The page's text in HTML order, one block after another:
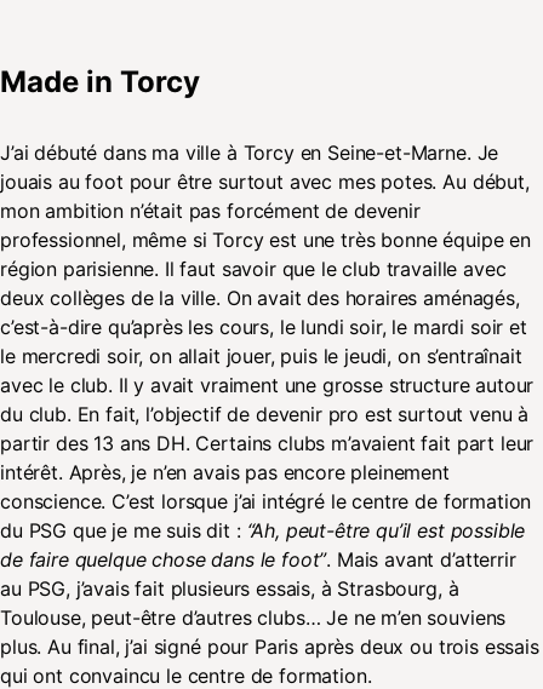
Made in Torcy
J’ai débuté dans ma ville à Torcy en Seine-et-Marne. Je
jouais au foot pour être surtout avec mes potes. Au début,
mon ambition n’était pas forcément de devenir
professionnel, même si Torcy est une très bonne équipe en
région parisienne. Il faut savoir que le club travaille avec
deux collèges de la ville. On avait des horaires aménagés,
c’est-à-dire qu’après les cours, le lundi soir, le mardi soir et
le mercredi soir, on allait jouer, puis le jeudi, on s’entraînait
avec le club. Il y avait vraiment une grosse structure autour
du club. En fait, l’objectif de devenir pro est surtout venu à
partir des 13 ans DH. Certains clubs m’avaient fait part leur
intérêt. Après, je n’en avais pas encore pleinement
conscience. C’est lorsque j’ai intégré le centre de formation
du PSG que je me suis dit : “Ah, peut-être qu’il est possible
de faire quelque chose dans le foot”. Mais avant d’atterrir
au PSG, j’avais fait plusieurs essais, à Strasbourg, à
Toulouse, peut-être d’autres clubs… Je ne m’en souviens
plus. Au final, j’ai signé pour Paris après deux ou trois essais
qui ont convaincu le centre de formation.